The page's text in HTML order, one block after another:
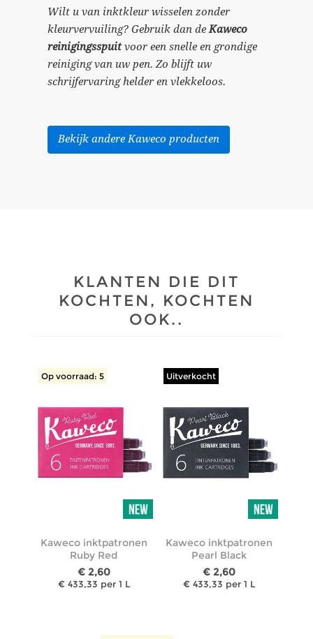
Wilt u van inktkleur wisselen zonder
kleurvervuiling? Gebruik dan deKaweco
reinigingsspuitvoor een snelle en grondige
reiniging van uw pen. Zo blijft uw
schrijfervaring helder en vlekkeloos.
Bekijk andere Kaweco producten
KLANTEN DIE DIT
KOCHTEN, KOCHTEN
OOK..
Op voorraad: 5
Kaweco inktpatronen
Ruby Red
€ 2,60
€ 433,33 per 1 L
Uitverkocht
Kaweco inktpatronen
Pearl Black
€ 2,60
€ 433,33 per 1 L